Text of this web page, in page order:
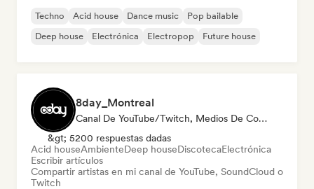
Techno Acid house Dance music
Pop bailable
Deep house
Electrónica Electropop Future house
8day_Montreal
Canal De YouTube/Twitch, Medios De Comunicación/Periodista
&gt; 5200 respuestas dadas
Acid houseAmbienteDeep houseDiscotecaElectrónica
Escribir artículos
Compartir artistas en mi canal de YouTube, SoundCloud o
Twitch